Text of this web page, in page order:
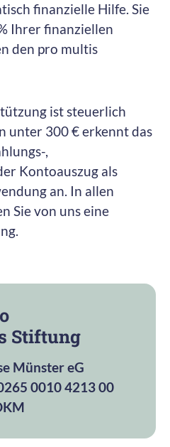
finanzielle Hilfe. Sie
Ihrer finanziellen
den pro multis
ist steuerlich
unter 300 € erkennt das
,
Kontoauszug als
an. In allen
Sie von uns eine
Stiftung
Münster eG
0010 4213 00